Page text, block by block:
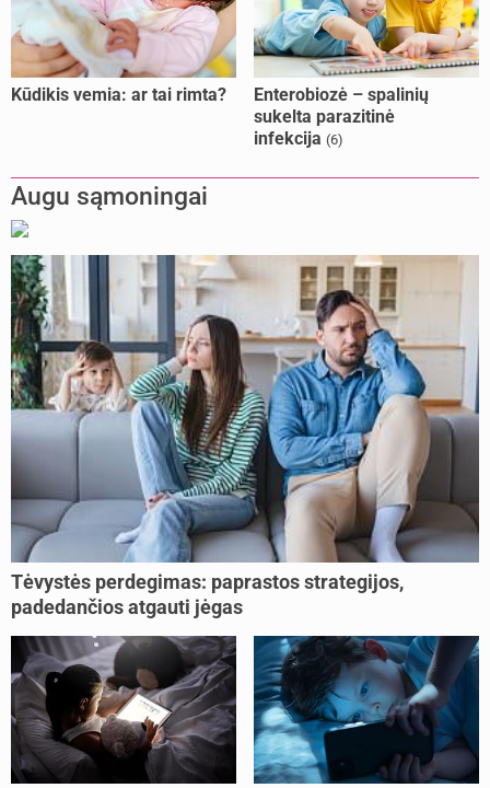
Kūdikis vemia: ar tai rimta?
Enterobiozė – spalinių
sukelta parazitinė
infekcija (6)
Augu sąmoningai
Tėvystės perdegimas: paprastos strategijos,
padedančios atgauti jėgas